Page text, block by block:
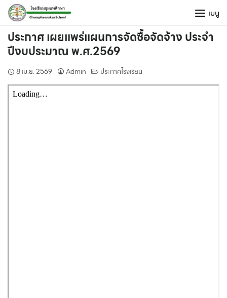
Skip
content
เมนู
ประกาศ เผยแพร่แผนการจัดซื้อจัดจ้าง ประจำ
ปีงบประมาณ พ.ศ.2569
8 เม.ย. 2569 Admin ประกาศโรงเรียน